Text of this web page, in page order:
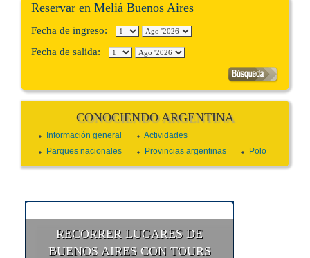
Reservar en Meliá Buenos Aires
Fecha de ingreso:
Fecha de salida:
CONOCIENDO ARGENTINA
Información general
Actividades
Parques nacionales
Provincias argentinas Polo
RECORRER LUGARES DE
BUENOS AIRES CON TOURS